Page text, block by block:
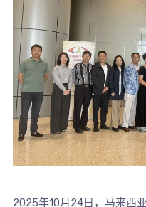
2025年10月24日，马来西